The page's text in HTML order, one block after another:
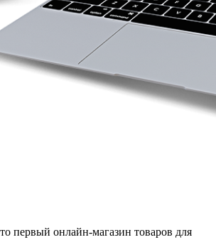
первый онлайн-магазин товаров для